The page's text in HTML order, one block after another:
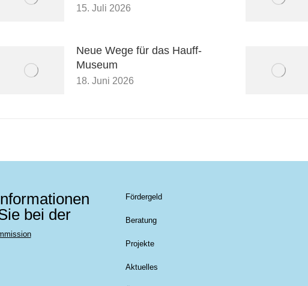
15. Juli 2026
Neue Wege für das Hauff-
Museum
18. Juni 2026
bei der
Fördergeld
Beratung
Projekte
Aktuelles